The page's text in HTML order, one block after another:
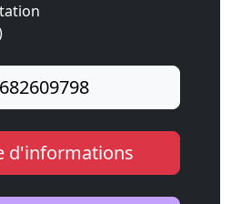
d'informations